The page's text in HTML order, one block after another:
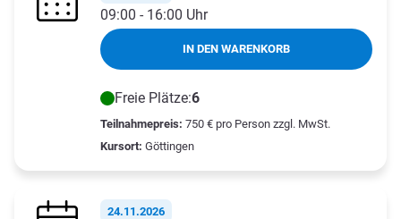
09:00 - 16:00 Uhr
IN DEN WARENKORB
Freie Plätze:6
Teilnahmepreis: 750 € pro Person zzgl. MwSt.
Kursort: Göttingen
24.11.2026